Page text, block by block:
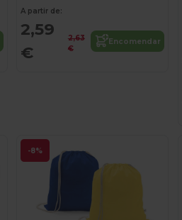
A partir de:
2,59
€
2,63
€
Encomendar
-8%